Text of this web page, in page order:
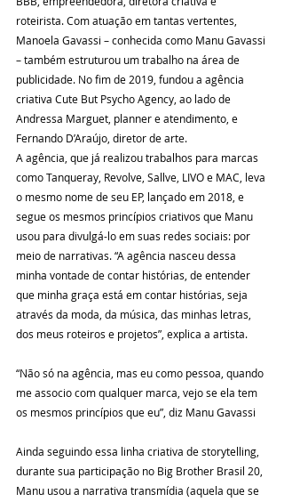
roteirista. Com atuação em tantas vertentes,
Manoela Gavassi – conhecida como Manu Gavassi
– também estruturou um trabalho na área de
publicidade. No fim de 2019, fundou a agência
criativa Cute But Psycho Agency, ao lado de
Andressa Marguet, planner e atendimento, e
Fernando D’Araújo, diretor de arte.
A agência, que já realizou trabalhos para marcas
como Tanqueray, Revolve, Sallve, LIVO e MAC, leva
o mesmo nome de seu EP, lançado em 2018, e
segue os mesmos princípios criativos que Manu
usou para divulgá-lo em suas redes sociais: por
meio de narrativas. “A agência nasceu dessa
minha vontade de contar histórias, de entender
que minha graça está em contar histórias, seja
através da moda, da música, das minhas letras,
dos meus roteiros e projetos”, explica a artista.
“Não só na agência, mas eu como pessoa, quando
me associo com qualquer marca, vejo se ela tem
os mesmos princípios que eu”, diz Manu Gavassi
Ainda seguindo essa linha criativa de storytelling,
durante sua participação no Big Brother Brasil 20,
Manu usou a narrativa transmídia (aquela que se